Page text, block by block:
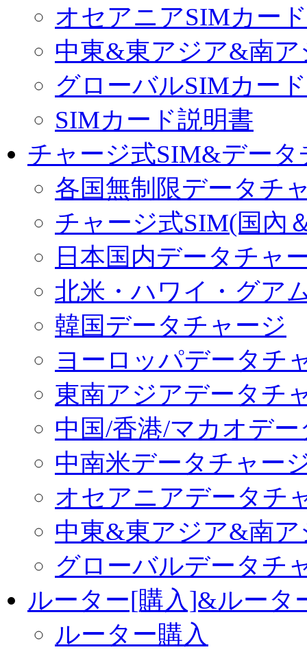
オセアニアSIMカード
中東&東アジア&南
グローバルSIMカード
SIMカード説明書
チャージ式SIM&デー
各国無制限データチ
チャージ式SIM(国內
日本国内データチャ
北米・ハワイ・グア
韓国データチャージ
ヨーロッパデータチ
東南アジアデータチ
中国/香港/マカオデ
中南米データチャー
オセアニアデータチ
中東&東アジア&南
グローバルデータチ
ルーター[購入]&ルータ
ルーター購入